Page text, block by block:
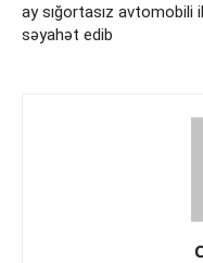
ay sığortasız avtomobili
səyahət edib